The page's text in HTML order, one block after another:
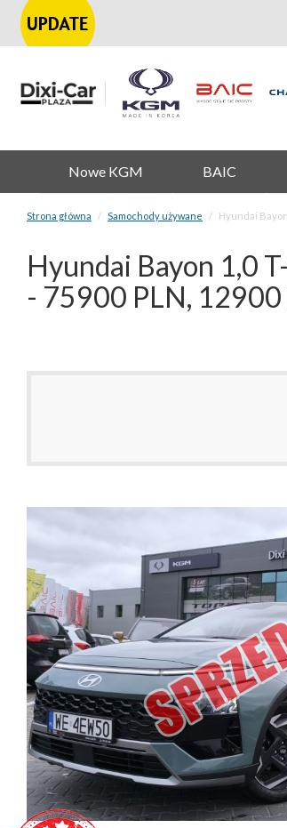
Nowe KGM BAIC
Strona główna Samochody używane Hyundai
Hyundai Bayon 1,0
- 75900 PLN,